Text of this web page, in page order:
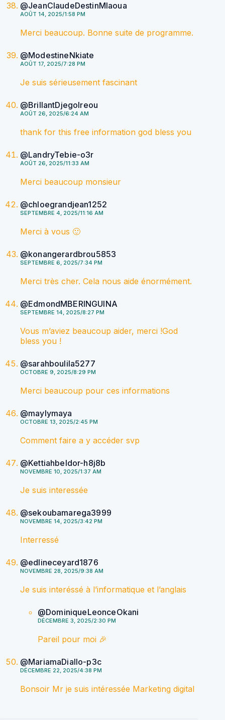
@JeanClaudeDestinMlaoua
AOÛT 14, 2025/1:58 PM
Merci beaucoup. Bonne suite de programme.
@ModestineNkiate
AOÛT 17, 2025/7:28 PM
Je suis sérieusement fascinant
@BrillantDjegolreou
AOÛT 26, 2025/6:24 AM
thank for this free information god bless you
@LandryTebie-o3r
AOÛT 26, 2025/11:33 AM
Merci beaucoup monsieur
@chloegrandjean1252
SEPTEMBRE 4, 2025/11:16 AM
Merci à vous 🙂
@konangerardbrou5853
SEPTEMBRE 6, 2025/7:34 PM
Merci très cher. Cela nous aide énormément.
@EdmondMBERINGUINA
SEPTEMBRE 14, 2025/8:27 PM
Vous m’aviez beaucoup aider, merci !God
bless you !
@sarahboulila5277
OCTOBRE 9, 2025/8:29 PM
Merci beaucoup pour ces informations
@maylymaya
OCTOBRE 13, 2025/2:45 PM
Comment faire a y accéder svp
@Kettiahbeldor-h8j8b
NOVEMBRE 10, 2025/1:37 AM
Je suis interessée
@sekoubamarega3999
NOVEMBRE 14, 2025/3:42 PM
Interressé
@edlineceyard1876
NOVEMBRE 28, 2025/9:38 AM
Je suis interéssé à l’informatique et l’anglais
@DominiqueLeonceOkani
DÉCEMBRE 3, 2025/2:30 PM
Pareil pour moi 🎉
@MariamaDiallo-p3c
DÉCEMBRE 22, 2025/4:38 PM
Bonsoir Mr je suis intéressée Marketing digital